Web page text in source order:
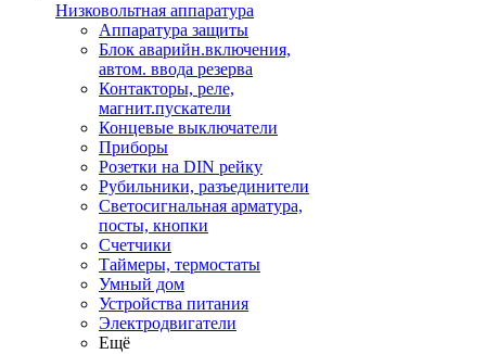
Низковольтная аппаратура
Аппаратура защиты
Блок аварийн.включения,
автом. ввода резерва
Контакторы, реле,
магнит.пускатели
Концевые выключатели
Приборы
Розетки на DIN рейку
Рубильники, разъединители
Светосигнальная арматура,
посты, кнопки
Счетчики
Таймеры, термостаты
Умный дом
Устройства питания
Электродвигатели
Ещё